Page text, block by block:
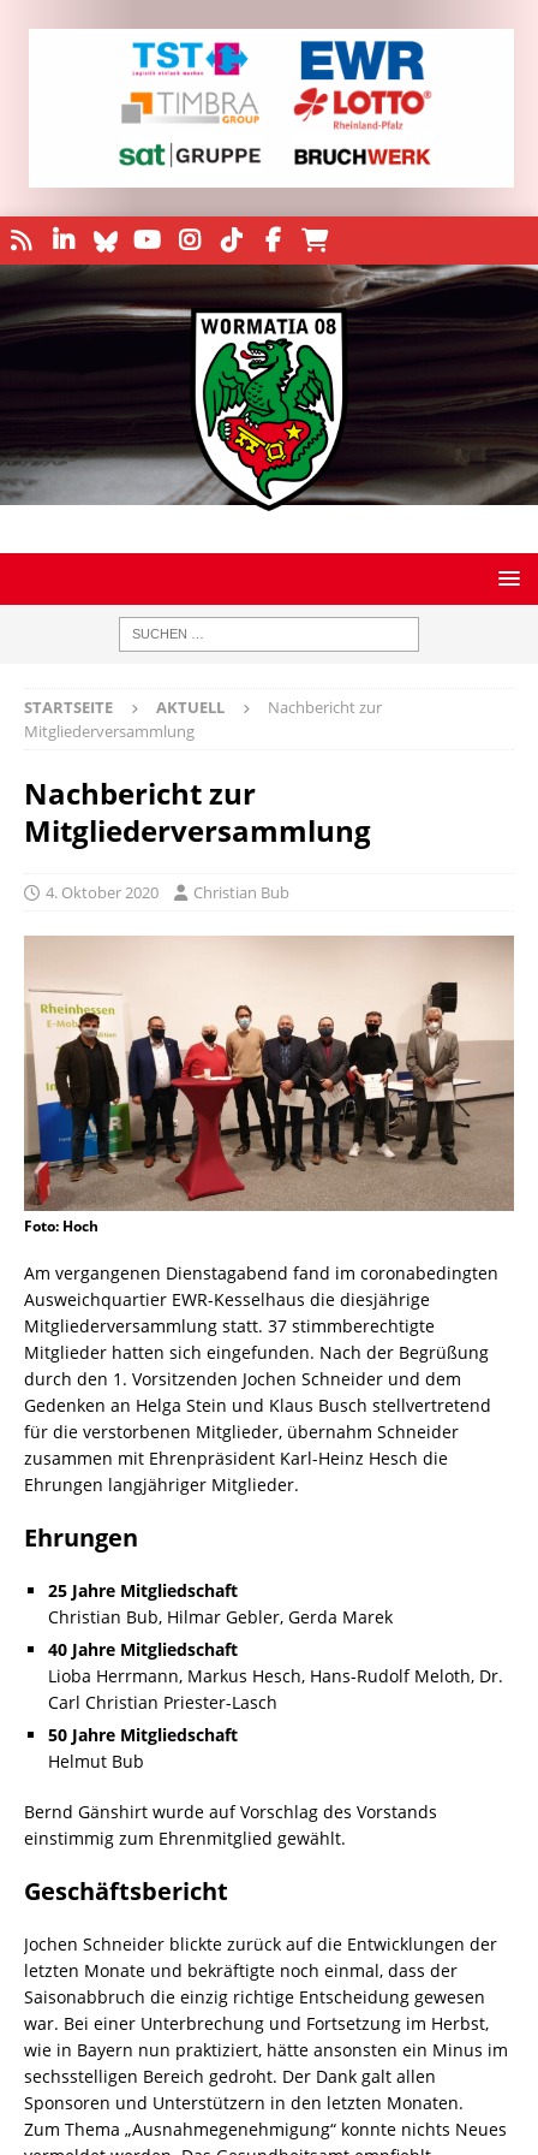
STARTSEITE AKTUELL
Nachbericht zur
Mitgliederversammlung
Nachbericht zur
Mitgliederversammlung
4. Oktober 2020 Christian Bub
Foto: Hoch
Am vergangenen Dienstagabend fand im coronabedingten
Ausweichquartier EWR-Kesselhaus die diesjährige
Mitgliederversammlung statt. 37 stimmberechtigte
Mitglieder hatten sich eingefunden. Nach der Begrüßung
durch den 1. Vorsitzenden Jochen Schneider und dem
Gedenken an Helga Stein und Klaus Busch stellvertretend
für die verstorbenen Mitglieder, übernahm Schneider
zusammen mit Ehrenpräsident Karl-Heinz Hesch die
Ehrungen langjähriger Mitglieder.
Ehrungen
25 Jahre Mitgliedschaft
Christian Bub, Hilmar Gebler, Gerda Marek
40 Jahre Mitgliedschaft
Lioba Herrmann, Markus Hesch, Hans-Rudolf Meloth, Dr.
Carl Christian Priester-Lasch
50 Jahre Mitgliedschaft
Helmut Bub
Bernd Gänshirt wurde auf Vorschlag des Vorstands
einstimmig zum Ehrenmitglied gewählt.
Geschäftsbericht
Jochen Schneider blickte zurück auf die Entwicklungen der
letzten Monate und bekräftigte noch einmal, dass der
Saisonabbruch die einzig richtige Entscheidung gewesen
war. Bei einer Unterbrechung und Fortsetzung im Herbst,
wie in Bayern nun praktiziert, hätte ansonsten ein Minus im
sechsstelligen Bereich gedroht. Der Dank galt allen
Sponsoren und Unterstützern in den letzten Monaten.
Zum Thema „Ausnahmegenehmigung“ konnte nichts Neues